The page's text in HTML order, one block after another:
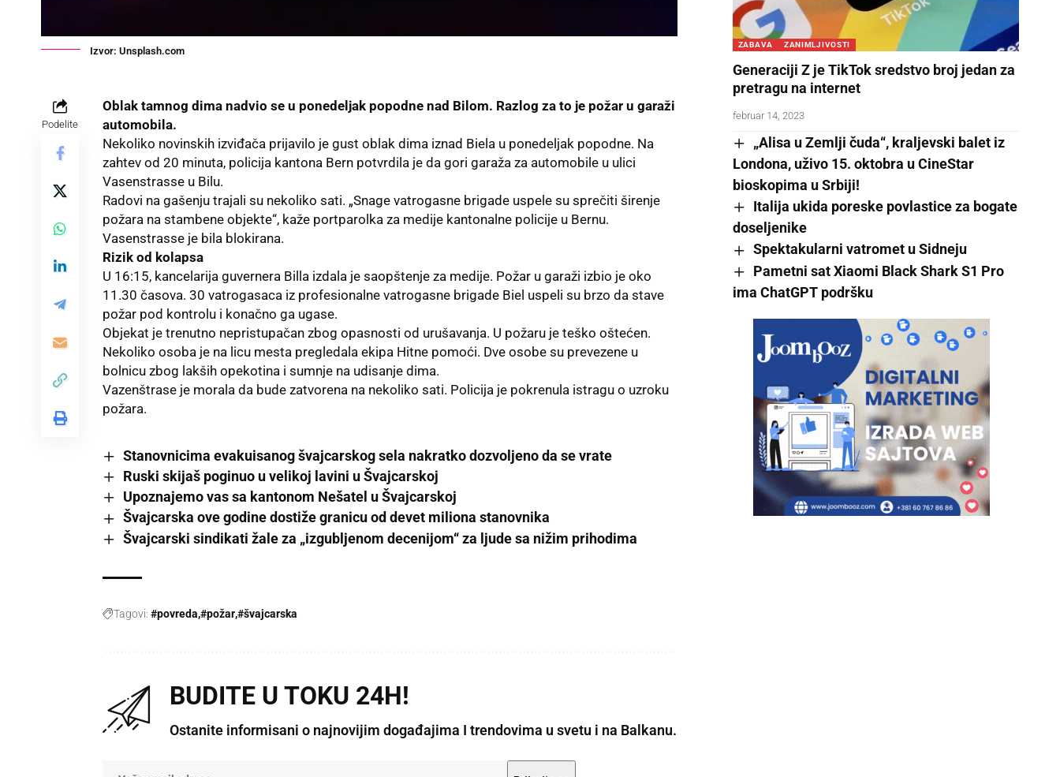
Izvor: Unsplash.com
Podelite
Oblak tamnog dima nadvio se u ponedeljak popodne nad Bilom. Razlog za to je požar u garaži
automobila.
Nekoliko novinskih izviđača prijavilo je gust oblak dima iznad Biela u ponedeljak popodne. Na
zahtev od 20 minuta, policija kantona Bern potvrdila je da gori garaža za automobile u ulici
Vasenstrasse u Bilu.
Radovi na gašenju trajali su nekoliko sati. „Snage vatrogasne brigade uspele su sprečiti širenje
požara na stambene objekte“, kaže portparolka za medije kantonalne policije u Bernu.
Vasenstrasse je bila blokirana.
Rizik od kolapsa
U 16:15, kancelarija guvernera Billa izdala je saopštenje za medije. Požar u garaži izbio je oko
11.30 časova. 30 vatrogasaca iz profesionalne vatrogasne brigade Biel uspeli su brzo da stave
požar pod kontrolu i konačno ga ugase.
Objekat je trenutno nepristupačan zbog opasnosti od urušavanja. U požaru je teško oštećen.
Nekoliko osoba je na licu mesta pregledala ekipa Hitne pomoći. Dve osobe su prevezene u
bolnicu zbog lakših opekotina i sumnje na udisanje dima.
Vazenštrase je morala da bude zatvorena na nekoliko sati. Policija je pokrenula istragu o uzroku
požara.
Stanovnicima evakuisanog švajcarskog sela nakratko dozvoljeno da se vrate
Ruski skijaš poginuo u velikoj lavini u Švajcarskoj
Upoznajemo vas sa kantonom Nešatel u Švajcarskoj
Švajcarska ove godine dostiže granicu od devet miliona stanovnika
Švajcarski sindikati žale za „izgubljenom decenijom“ za ljude sa nižim prihodima
Tagovi: #povreda #požar#švajcarska
BUDITE U TOKU 24H!
Ostanite informisani o najnovijim događajima I trendovima u svetu i na Balkanu.
ZABAVA ZANIMLJIVOSTI
Generaciji Z je TikTok sredstvo broj jedan za
pretragu na internet
februar 14, 2023
„Alisa u Zemlji čuda“, kraljevski balet iz
Londona, uživo 15. oktobra u CineStar
bioskopima u Srbiji!
Italija ukida poreske povlastice za bogate
doseljenike
Spektakularni vatromet u Sidneju
Pametni sat Xiaomi Black Shark S1 Pro
ima ChatGPT podršku